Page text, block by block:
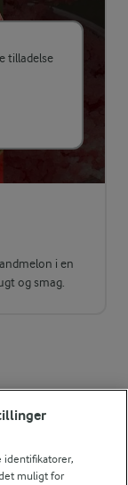
tilladelse
i en
og smag.
identifikatorer,
muligt for